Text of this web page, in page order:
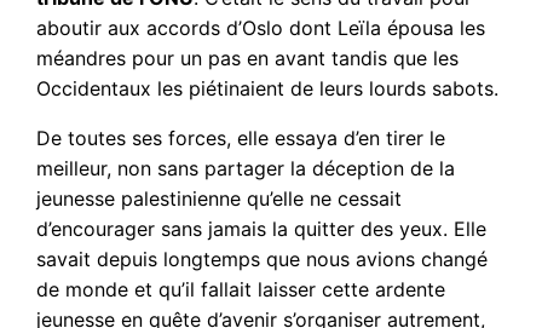
aboutir aux accords d’Oslo dont Leïla épousa les
méandres pour un pas en avant tandis que les
Occidentaux les piétinaient de leurs lourds sabots.
De toutes ses forces, elle essaya d’en tirer le
meilleur, non sans partager la déception de la
jeunesse palestinienne qu’elle ne cessait
d’encourager sans jamais la quitter des yeux. Elle
savait depuis longtemps que nous avions changé
de monde et qu’il fallait laisser cette ardente
jeunesse en quête d’avenir s’organiser autrement,